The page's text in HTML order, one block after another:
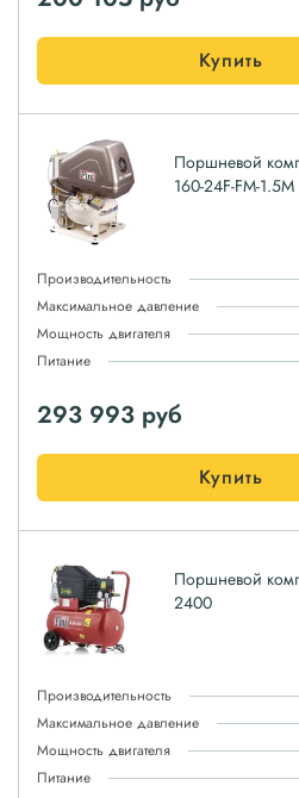
Купить
Поршневой
160-24F-FM-1.5M
Производительность
Максимальное давление
Мощность двигателя
Питание
293 993 руб
Купить
Поршневой
2400
Производительность
Максимальное давление
Мощность двигателя
Питание